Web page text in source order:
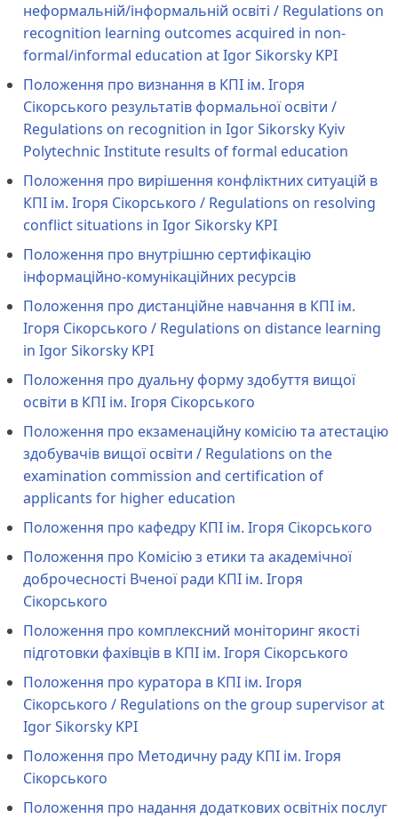
неформальній/інформальній освіті / Regulations on
recognition learning outcomes acquired in non-
formal/informal education at Igor Sikorsky KPI
Положення про визнання в КПІ ім. Ігоря
Сікорського результатів формальної освіти /
Regulations on recognition in Igor Sikorsky Kyiv
Polytechnic Institute results of formal education
Положення про вирішення конфліктних ситуацій в
КПІ ім. Ігоря Сікорського / Regulations on resolving
conflict situations in Igor Sikorsky KPI
Положення про внутрішню сертифікацію
інформаційно-комунікаційних ресурсів
Положення про дистанційне навчання в КПІ ім.
Ігоря Сікорського / Regulations on distance learning
in Igor Sikorsky KPI
Положення про дуальну форму здобуття вищої
освіти в КПІ ім. Ігоря Сікорського
Положення про екзаменаційну комісію та атестацію
здобувачів вищої освіти / Regulations on the
examination commission and certification of
applicants for higher education
Положення про кафедру КПІ ім. Ігоря Сікорського
Положення про Комісію з етики та академічної
доброчесності Вченої ради КПІ ім. Ігоря
Сікорського
Положення про комплексний моніторинг якості
підготовки фахівців в КПІ ім. Ігоря Сікорського
Положення про куратора в КПІ ім. Ігоря
Сікорського / Regulations on the group supervisor at
Igor Sikorsky KPI
Положення про Методичну раду КПІ ім. Ігоря
Сікорського
Положення про надання додаткових освітніх послуг